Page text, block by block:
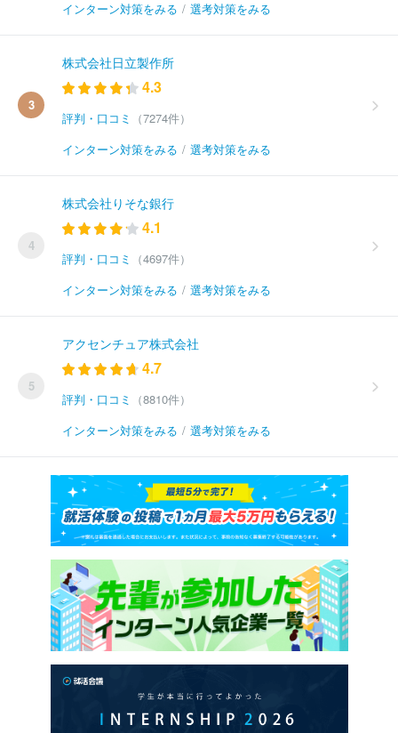
インターン対策をみる / 選考対策をみる
3
株式会社日立製作所
4.3
評判・口コミ
（7274件）
インターン対策をみる / 選考対策をみる
4
株式会社りそな銀行
4.1
評判・口コミ
（4697件）
インターン対策をみる / 選考対策をみる
5
アクセンチュア株式会社
4.7
評判・口コミ
（8810件）
インターン対策をみる / 選考対策をみる